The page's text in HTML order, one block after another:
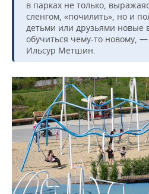
в парках не только,
сленгом, «почилить», но и
детьми или друзьями новые
обучиться чему-то новому,
Ильсур Метшин.